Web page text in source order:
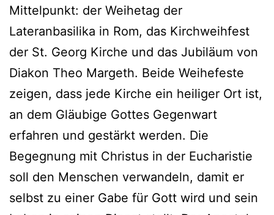
Mittelpunkt: der Weihetag der
Lateranbasilika in Rom, das Kirchweihfest
der St. Georg Kirche und das Jubiläum von
Diakon Theo Margeth. Beide Weihefeste
zeigen, dass jede Kirche ein heiliger Ort ist,
an dem Gläubige Gottes Gegenwart
erfahren und gestärkt werden. Die
Begegnung mit Christus in der Eucharistie
soll den Menschen verwandeln, damit er
selbst zu einer Gabe für Gott wird und sein